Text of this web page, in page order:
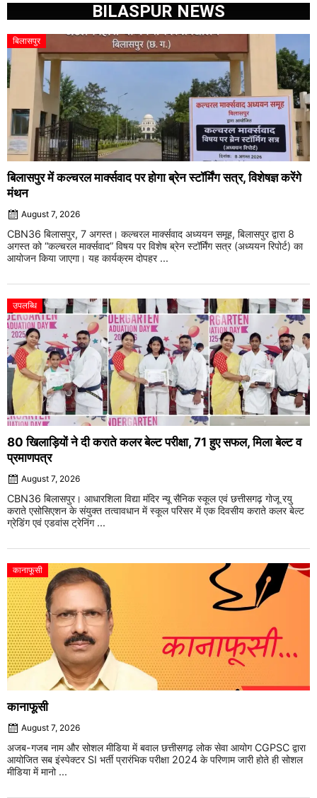
BILASPUR NEWS
बिलासपुर
बिलासपुर में कल्चरल मार्क्सवाद पर होगा ब्रेन स्टॉर्मिंग सत्र, विशेषज्ञ करेंगे
मंथन
August 7, 2026
CBN36 बिलासपुर, 7 अगस्त। कल्चरल मार्क्सवाद अध्ययन समूह, बिलासपुर द्वारा 8
अगस्त को “कल्चरल मार्क्सवाद” विषय पर विशेष ब्रेन स्टॉर्मिंग सत्र (अध्ययन रिपोर्ट) का
आयोजन किया जाएगा। यह कार्यक्रम दोपहर ...
उपलब्धि
80 खिलाड़ियों ने दी कराते कलर बेल्ट परीक्षा, 71 हुए सफल, मिला बेल्ट व
प्रमाणपत्र
August 7, 2026
CBN36 बिलासपुर। आधारशिला विद्या मंदिर न्यू सैनिक स्कूल एवं छत्तीसगढ़ गोजू रयु
कराते एसोसिएशन के संयुक्त तत्वावधान में स्कूल परिसर में एक दिवसीय कराते कलर बेल्ट
ग्रेडिंग एवं एडवांस ट्रेनिंग ...
कानाफूसी
कानाफूसी
August 7, 2026
अजब-गजब नाम और सोशल मीडिया में बवाल छत्तीसगढ़ लोक सेवा आयोग CGPSC द्वारा
आयोजित सब इंस्पेक्टर SI भर्ती प्रारंभिक परीक्षा 2024 के परिणाम जारी होते ही सोशल
मीडिया में मानो ...